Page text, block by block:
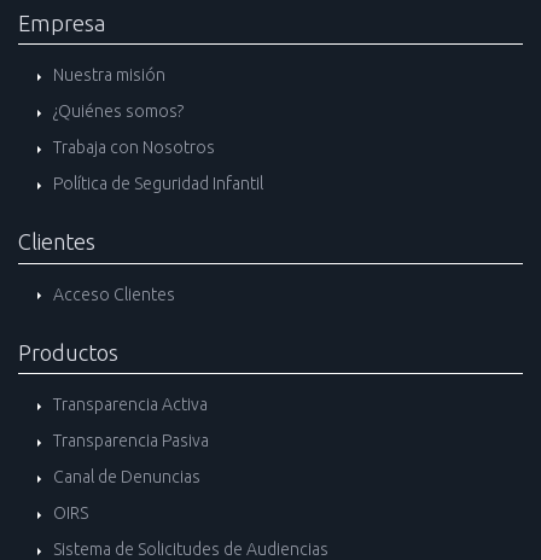
Empresa
Nuestra misión
¿Quiénes somos?
Trabaja con Nosotros
Política de Seguridad Infantil
Clientes
Acceso Clientes
Productos
Transparencia Activa
Transparencia Pasiva
Canal de Denuncias
OIRS
Sistema de Solicitudes de Audiencias